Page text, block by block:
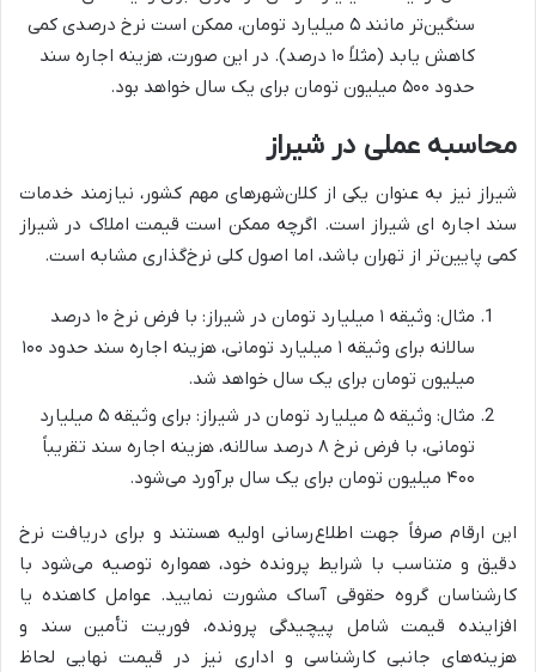
سنگین‌تر مانند ۵ میلیارد تومان، ممکن است نرخ درصدی کمی
کاهش یابد (مثلاً ۱۰ درصد). در این صورت، هزینه اجاره سند
حدود ۵۰۰ میلیون تومان برای یک سال خواهد بود.
محاسبه عملی در شیراز
شیراز نیز به عنوان یکی از کلان‌شهرهای مهم کشور، نیازمند خدمات
سند اجاره ای شیراز است. اگرچه ممکن است قیمت املاک در شیراز
کمی پایین‌تر از تهران باشد، اما اصول کلی نرخ‌گذاری مشابه است.
مثال: وثیقه ۱ میلیارد تومان در شیراز: با فرض نرخ ۱۰ درصد
سالانه برای وثیقه ۱ میلیارد تومانی، هزینه اجاره سند حدود ۱۰۰
میلیون تومان برای یک سال خواهد شد.
مثال: وثیقه ۵ میلیارد تومان در شیراز: برای وثیقه ۵ میلیارد
تومانی، با فرض نرخ ۸ درصد سالانه، هزینه اجاره سند تقریباً
۴۰۰ میلیون تومان برای یک سال برآورد می‌شود.
این ارقام صرفاً جهت اطلاع‌رسانی اولیه هستند و برای دریافت نرخ
دقیق و متناسب با شرایط پرونده خود، همواره توصیه می‌شود با
کارشناسان گروه حقوقی آساک مشورت نمایید. عوامل کاهنده یا
افزاینده قیمت شامل پیچیدگی پرونده، فوریت تأمین سند و
هزینه‌های جانبی کارشناسی و اداری نیز در قیمت نهایی لحاظ